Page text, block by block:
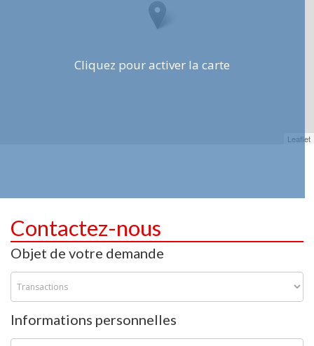
Cliquez pour activer la carte
Leaflet
Contactez-nous
Objet de votre demande
Informations personnelles